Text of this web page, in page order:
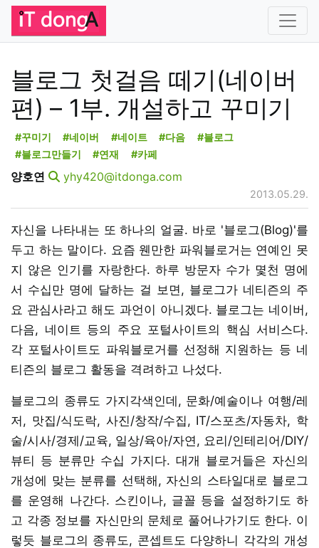
블로그 첫걸음 떼기(네이버
편) – 1부. 개설하고 꾸미기
#꾸미기 #네이버 #네이트 #다음
#블로그
#블로그만들기
#연재 #카페
양호연 yhy420@itdonga.com
2013.05.29.
자신을 나타내는 또 하나의 얼굴. 바로 '블로그(Blog)'를
두고 하는 말이다. 요즘 웬만한 파워블로거는 연예인 못
지 않은 인기를 자랑한다. 하루 방문자 수가 몇천 명에
서 수십만 명에 달하는 걸 보면, 블로그가 네티즌의 주
요 관심사라고 해도 과언이 아니겠다. 블로그는 네이버,
다음, 네이트 등의 주요 포털사이트의 핵심 서비스다.
각 포털사이트도 파워블로거를 선정해 지원하는 등 네
티즌의 블로그 활동을 격려하고 나섰다.
블로그의 종류도 가지각색인데, 문화/예술이나 여행/레
저, 맛집/식도락, 사진/창작/수집, IT/스포츠/자동차, 학
술/시사/경제/교육, 일상/육아/자연, 요리/인테리어/DIY/
뷰티 등 분류만 수십 가지다. 대개 블로거들은 자신의
개성에 맞는 분류를 선택해, 자신의 스타일대로 블로그
를 운영해 나간다. 스킨이나, 글꼴 등을 설정하기도 하
고 각종 정보를 자신만의 문체로 풀어나가기도 한다. 이
렇듯 블로그의 종류도, 콘셉트도 다양하니 각각의 개성